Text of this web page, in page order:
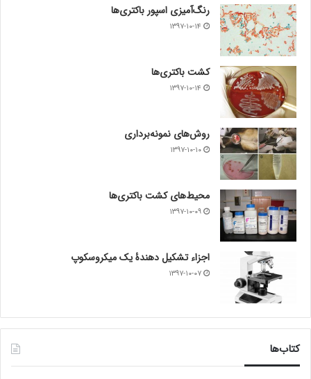
رنگ‌آمیزی اسپور باکتری‌ها
۱۳۹۷-۱۰-۱۴
کشت باکتری‌ها
۱۳۹۷-۱۰-۱۴
روش‌های نمونه‌برداری
۱۳۹۷-۱۰-۱۰
محیط‌های کشت باکتری‌ها
۱۳۹۷-۱۰-۰۹
اجزاء تشکیل دهندۀ یک میکروسکوپ
۱۳۹۷-۱۰-۰۷
کتاب‌ها